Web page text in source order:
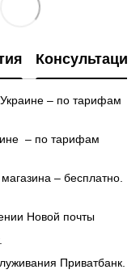
Консультация
– по тарифам
– по тарифам
– бесплатно.
Новой почты
Приватбанк.